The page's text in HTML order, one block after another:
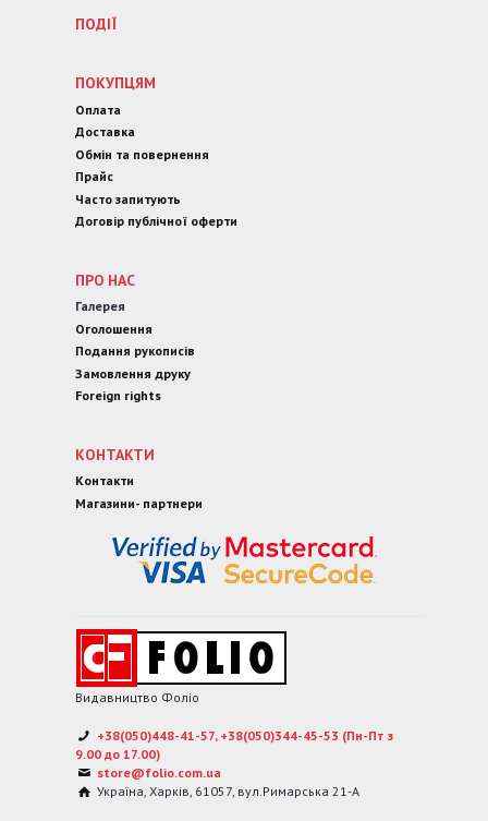
ПОДІЇ
ПОКУПЦЯМ
Оплата
Доставка
Обмін та повернення
Прайс
Часто запитують
Договір публічної оферти
ПРО НАС
Галерея
Оголошення
Подання рукописів
Замовлення друку
Foreign rights
КОНТАКТИ
Контакти
Магазини- партнери
Видавництво Фоліо
+38(050)448-41-57, +38(050)344-45-53 (Пн-Пт з
9.00 до 17.00)
store@folio.com.ua
Україна Харків 61057, вул.Римарська 21-А